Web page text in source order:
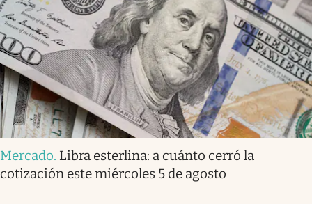
Mercado. Libra esterlina: a cuánto cerró la
cotización este miércoles 5 de agosto